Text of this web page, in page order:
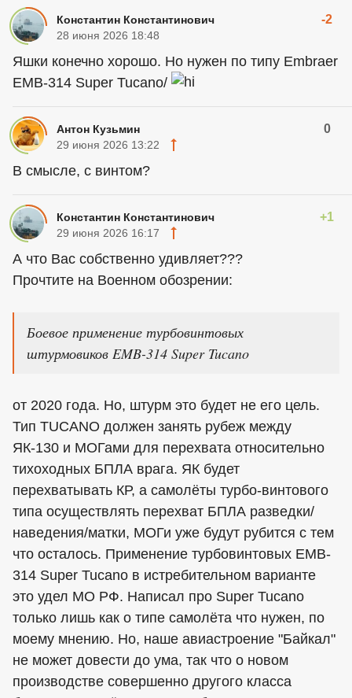
Константин Константинович -2
28 июня 2026 18:48
Яшки конечно хорошо. Но нужен по типу Embraer
EMB-314 Super Tucano/
Антон Кузьмин 0
29 июня 2026 13:22
В смысле, с винтом?
Константин Константинович +1
29 июня 2026 16:17
А что Вас собственно удивляет???
Прочтите на Военном обозрении:
Боевое применение турбовинтовых
штурмовиков EMB-314 Super Tucano
от 2020 года. Но, штурм это будет не его цель.
Тип ТUCANO должен занять рубеж между
ЯК-130 и МОГами для перехвата относительно
тихоходных БПЛА врага. ЯК будет
перехватывать КР, а самолёты турбо-винтового
типа осуществлять перехват БПЛА разведки/
наведения/матки, МОГи уже будут рубится с тем
что осталось. Применение турбовинтовых EMB-
314 Super Tucano в истребительном варианте
это удел МО РФ. Написал про Super Tucano
только лишь как о типе самолёта что нужен, по
моему мнению. Но, наше авиастроение "Байкал"
не может довести до ума, так что о новом
производстве совершенно другого класса